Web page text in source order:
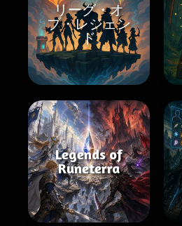
リーグ・オ
ブ・レジェン
ド
Legends of
Runeterra